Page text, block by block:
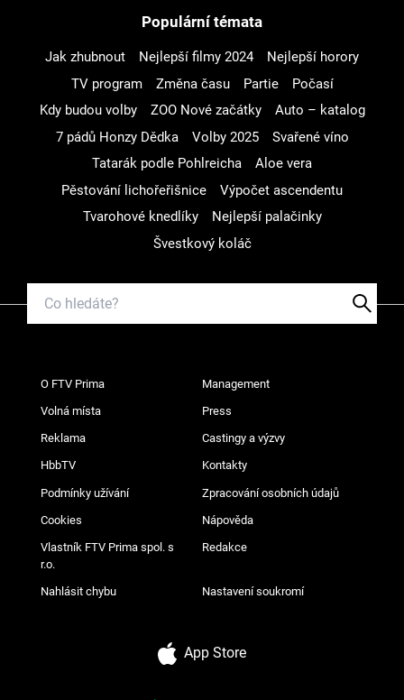
Populární témata
Jak zhubnout Nejlepší filmy 2024
Nejlepší horory
TV program
Změna času Partie
Počasí
Kdy budou volby
ZOO Nové začátky
Auto – katalog
7 pádů Honzy Dědka
Volby 2025
Svařené víno
Tatarák podle Pohlreicha
Aloe vera
Pěstování lichořeřišnice
Výpočet ascendentu
Tvarohové knedlíky
Nejlepší palačinky
Švestkový koláč
O FTV Prima Management
Volná místa Press
Reklama Castingy a výzvy
HbbTV Kontakty
Podmínky užívání Zpracování osobních údajů
Cookies Nápověda
Vlastník FTV Prima spol. s
r.o.
Redakce
Nahlásit chybu Nastavení soukromí
App Store